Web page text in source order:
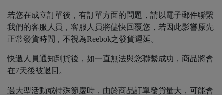
若您在成立訂單後，有訂單方面的問題，請以電子郵件聯繫
我們的客服人員，客服人員將儘快回覆您，若因此影響原先
正常發貨時間，不視為Reebok之發貨遲延。
快遞人員通知到貨後，如一直無法與您聯繫成功，商品將會
在7天後被退回。
遇大型活動或特殊節慶時，由於商品訂單發貨量大，可能會